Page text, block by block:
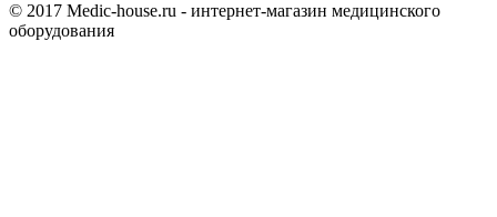
© 2017 Medic-house.ru - интернет-магазин медицинского
оборудования